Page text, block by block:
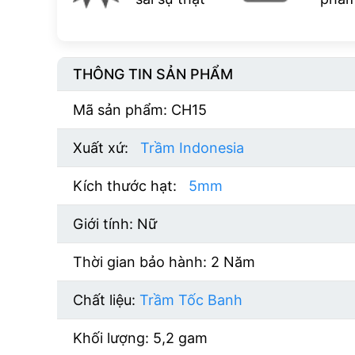
THÔNG TIN SẢN PHẨM
Mã sản phẩm: CH15
Xuất xứ: Trầm Indonesia
Kích thước hạt: 5mm
Giới tính: Nữ
Thời gian bảo hành: 2 Năm
Chất liệu: Trầm Tốc Banh
Khối lượng: 5,2 gam